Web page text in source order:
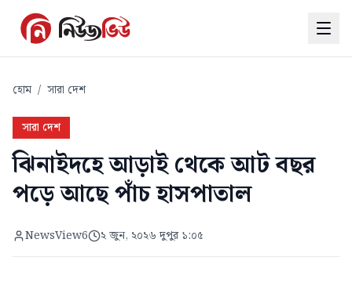
হোম / সারা দেশ
সারা দেশ
ঝিনাইদহে আড়াই থেকে আট বছর
পড়ে আছে পাঁচ হাসপাতাল
NewsView6 ২ জুন, ২০২৬ দুপুর ১:০৫